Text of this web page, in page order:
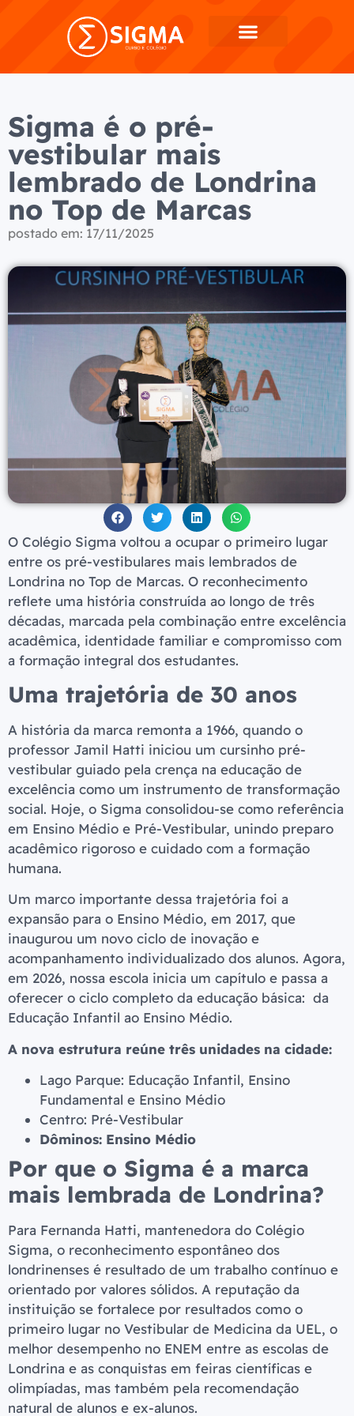
Sigma é o pré-
vestibular mais
lembrado de Londrina
no Top de Marcas
postado em: 17/11/2025
O Colégio Sigma voltou a ocupar o primeiro lugar
entre os pré-vestibulares mais lembrados de
Londrina no Top de Marcas. O reconhecimento
reflete uma história construída ao longo de três
décadas, marcada pela combinação entre excelência
acadêmica, identidade familiar e compromisso com
a formação integral dos estudantes.
Uma trajetória de 30 anos
A história da marca remonta a 1966, quando o
professor Jamil Hatti iniciou um cursinho pré-
vestibular guiado pela crença na educação de
excelência como um instrumento de transformação
social. Hoje, o Sigma consolidou-se como referência
em Ensino Médio e Pré-Vestibular, unindo preparo
acadêmico rigoroso e cuidado com a formação
humana.
Um marco importante dessa trajetória foi a
expansão para o Ensino Médio, em 2017, que
inaugurou um novo ciclo de inovação e
acompanhamento individualizado dos alunos. Agora,
em 2026, nossa escola inicia um capítulo e passa a
oferecer o ciclo completo da educação básica: da
Educação Infantil ao Ensino Médio.
A nova estrutura reúne três unidades na cidade:
Lago Parque: Educação Infantil, Ensino
Fundamental e Ensino Médio
Centro: Pré-Vestibular
Dôminos: Ensino Médio
Por que o Sigma é a marca
mais lembrada de Londrina?
Para Fernanda Hatti, mantenedora do Colégio
Sigma, o reconhecimento espontâneo dos
londrinenses é resultado de um trabalho contínuo e
orientado por valores sólidos. A reputação da
instituição se fortalece por resultados como o
primeiro lugar no Vestibular de Medicina da UEL, o
melhor desempenho no ENEM entre as escolas de
Londrina e as conquistas em feiras científicas e
olimpíadas, mas também pela recomendação
natural de alunos e ex-alunos.